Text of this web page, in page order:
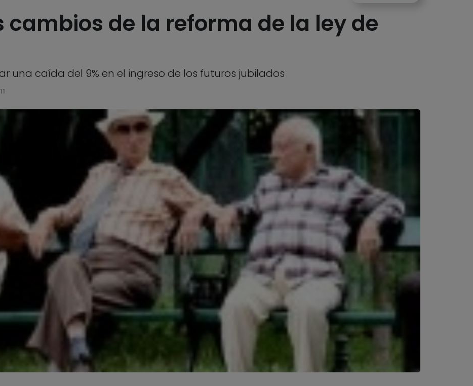
cambios de la reforma de la ley de
una caída del 9% en el ingreso de los futuros jubilados